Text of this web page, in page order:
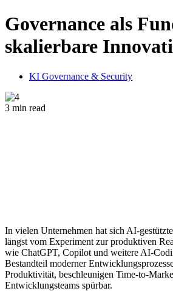
Governance als
skalierbare
KI Governance & Security
3 min read
In vielen Unternehmen hat sich AI-
längst vom Experiment zur produktiven
wie ChatGPT, Copilot und weitere AI-
Bestandteil moderner
Produktivität, beschleunigen Time-to-
Entwicklungsteams spürbar.